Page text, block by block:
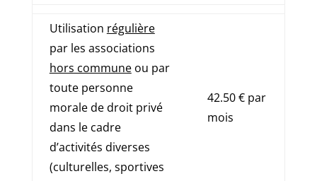
Utilisation régulière
par les associations
hors communeou par
toute personne
morale de droit privé
dans le cadre
d’activités diverses
(culturelles, sportives
42.50 € par
mois